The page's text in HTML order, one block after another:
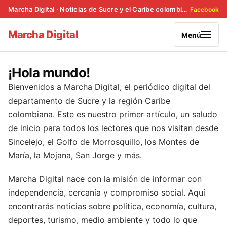
Marcha Digital · Noticias de Sucre y el Caribe colombiano Facebook
Marcha Digital Menú
¡Hola mundo!
Bienvenidos a Marcha Digital, el periódico digital del
departamento de Sucre y la región Caribe
colombiana. Este es nuestro primer artículo, un saludo
de inicio para todos los lectores que nos visitan desde
Sincelejo, el Golfo de Morrosquillo, los Montes de
María, la Mojana, San Jorge y más.
Marcha Digital nace con la misión de informar con
independencia, cercanía y compromiso social. Aquí
encontrarás noticias sobre política, economía, cultura,
deportes, turismo, medio ambiente y todo lo que